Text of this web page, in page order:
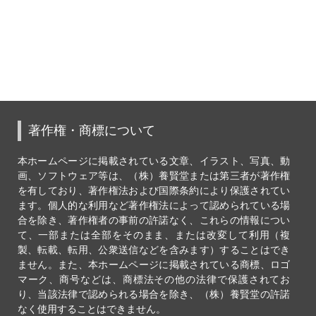
著作権・商標について
本ホームページに掲載されている文章、イラスト、写真、動
画、ソフトウェア等は、（株）養賢堂または第三者が著作権
を有しており、著作権法および国際条約により保護されてい
ます。個人的な利用など著作権法によって認められている場
合を除き、著作権者の事前の許諾なく、これらの情報につい
て、一部または全部をそのまま、または改変して利用（複
製、転載、転用、公衆送信などを含みます）することはでき
ません。また、本ホームページに掲載されている商標、ロゴ
マーク、商号などは、商標法その他の法律で保護されてお
り、当該法律で認められる場合を除き、（株）養賢堂の許諾
なく使用することはできません。